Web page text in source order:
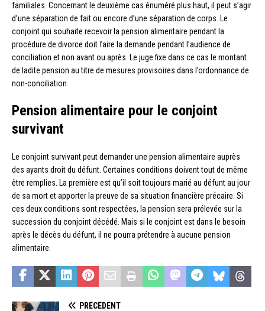
familiales. Concernant le deuxième cas énuméré plus haut, il peut s’agir
d’une séparation de fait ou encore d’une séparation de corps. Le
conjoint qui souhaite recevoir la pension alimentaire pendant la
procédure de divorce doit faire la demande pendant l’audience de
conciliation et non avant ou après. Le juge fixe dans ce cas le montant
de ladite pension au titre de mesures provisoires dans l’ordonnance de
non-conciliation.
Pension alimentaire pour le conjoint
survivant
Le conjoint survivant peut demander une pension alimentaire auprès
des ayants droit du défunt. Certaines conditions doivent tout de même
être remplies. La première est qu’il soit toujours marié au défunt au jour
de sa mort et apporter la preuve de sa situation financière précaire. Si
ces deux conditions sont respectées, la pension sera prélevée sur la
succession du conjoint décédé. Mais si le conjoint est dans le besoin
après le décès du défunt, il ne pourra prétendre à aucune pension
alimentaire.
PRÉCÉDENT